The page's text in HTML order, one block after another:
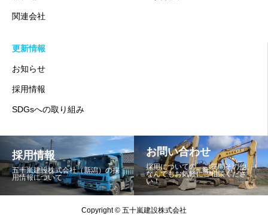
関連会社
更新情報
お知らせ
採用情報
SDGsへの取り組み
採用情報
五十嵐建設株式会社（新潟）の採
用情報について
お問い合わせ
採用についての、ご質問その他、
なんでもお気軽にご相談くださ
い！
Copyright © 五十嵐建設株式会社